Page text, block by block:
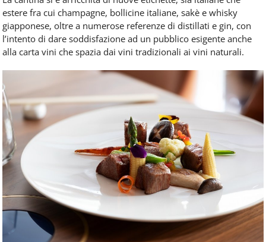
estere fra cui champagne, bollicine italiane, sakè e whisky
giapponese, oltre a numerose referenze di distillati e gin, con
l’intento di dare soddisfazione ad un pubblico esigente anche
alla carta vini che spazia dai vini tradizionali ai vini naturali.